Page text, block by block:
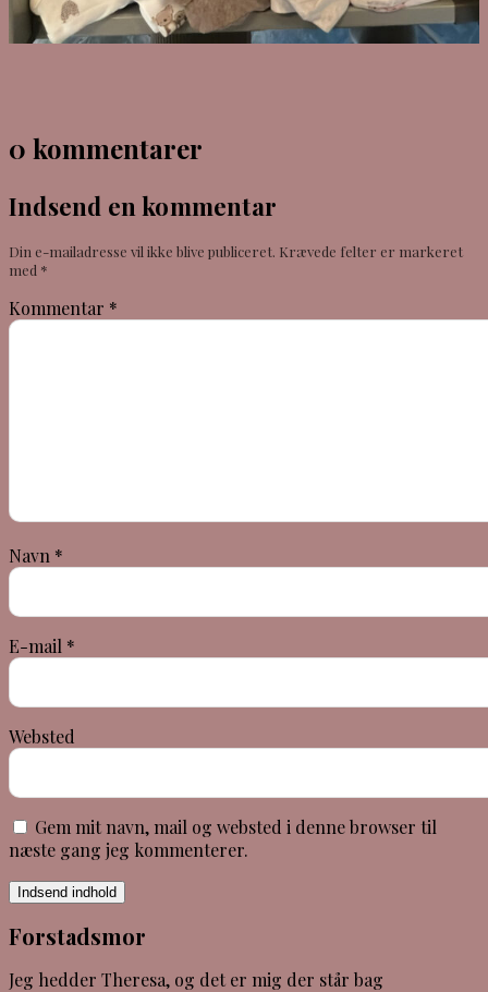
0 kommentarer
Indsend en kommentar
Din e-mailadresse vil ikke blive publiceret. Krævede felter er markeret
med *
Kommentar *
Navn *
E-mail *
Websted
Gem mit navn, mail og websted i denne browser til
næste gang jeg kommenterer.
Indsend indhold
Forstadsmor
Jeg hedder Theresa, og det er mig der står bag